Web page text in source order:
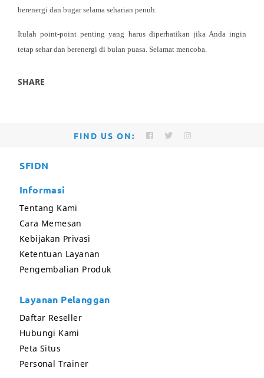
berenergi dan bugar selama seharian penuh.
Itulah point-point penting yang harus diperhatikan jika Anda ingin
tetap sehar dan berenergi di bulan puasa. Selamat mencoba.
SHARE
FIND US ON:
SFIDN
Informasi
Tentang Kami
Cara Memesan
Kebijakan Privasi
Ketentuan Layanan
Pengembalian Produk
Layanan Pelanggan
Daftar Reseller
Hubungi Kami
Peta Situs
Personal Trainer